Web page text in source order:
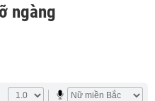
ngàng